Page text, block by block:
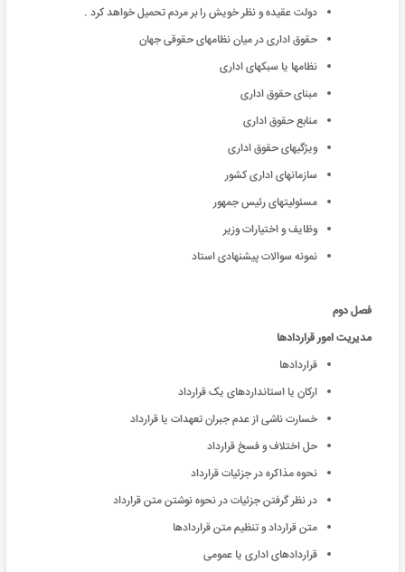
دولت عقیده و نظر خویش را بر مردم تحمیل خواهد کرد .
حقوق اداری در میان نظامهای حقوقی جهان
نظامها یا سبکهای اداری
مبنای حقوق اداری
منابع حقوق اداری
ویژگیهای حقوق اداری
سازمانهای اداری کشور
مسئولیتهای رئیس جمهور
وظایف و اختیارات وزیر
نمونه سوالات پیشنهادی استاد
فصل دوم
مدیریت امور قراردادها
قراردادها
ارکان یا استانداردهای یک قرارداد
خسارت ناشی از عدم جبران تعهدات یا قرارداد
حل اختلاف و فسخ قرارداد
نحوه مذاکره در جزئیات قرارداد
در نظر گرفتن جزئیات در نحوه نوشتن متن قرارداد
متن قرارداد و تنظیم متن قراردادها
قراردادهای اداری یا عمومی